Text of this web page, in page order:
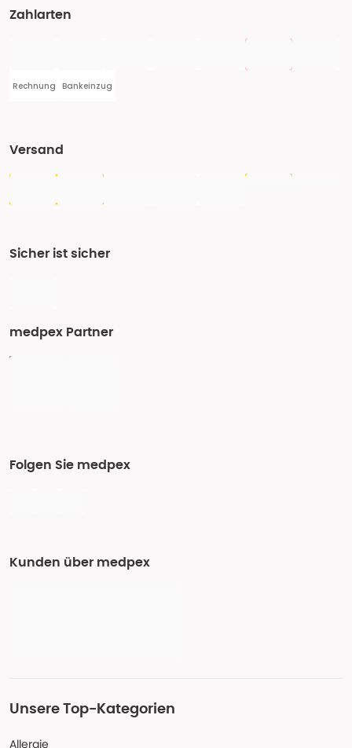
Zahlarten
Rechnung Bankeinzug
Versand
Sicher ist sicher
medpex Partner
Folgen Sie medpex
Kunden über medpex
Unsere Top-Kategorien
Allergie